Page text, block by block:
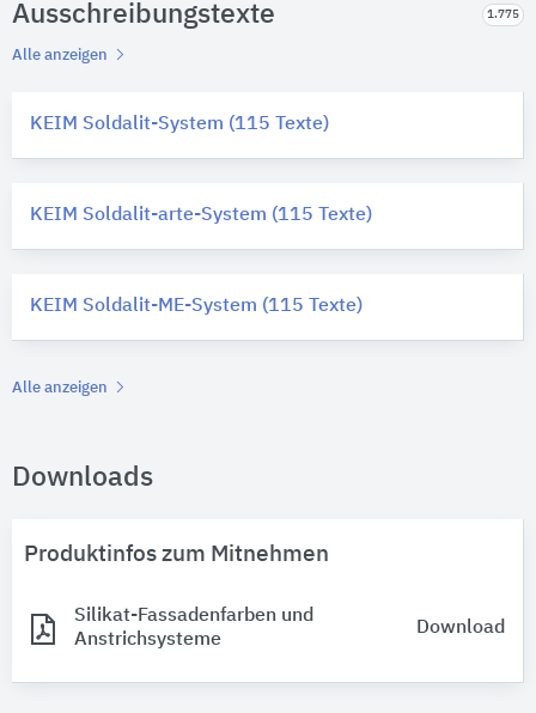
Ausschreibungstexte 1.775
Alle anzeigen
KEIM Soldalit-System (115 Texte)
KEIM Soldalit-arte-System (115 Texte)
KEIM Soldalit-ME-System (115 Texte)
Alle anzeigen
Downloads
Produktinfos zum Mitnehmen
Silikat-Fassadenfarben und
Anstrichsysteme
Download